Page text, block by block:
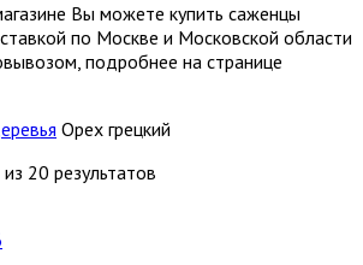
Вы можете купить саженцы
по Москве и Московской области
подробнее на странице
Орех грецкий
20 результатов